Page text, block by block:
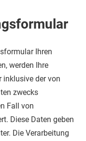
Ihren
werden Ihre
der von
zwecks
Fall von
Diese Daten geben
Die Verarbeitung